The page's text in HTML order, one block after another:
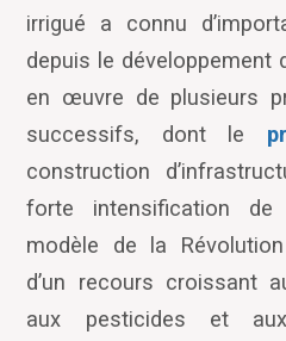
irrigué a connu
depuis le développement
en œuvre de plusieurs
successifs, dont le
construction
forte intensification
modèle de la
d’un recours croissant
aux pesticides et